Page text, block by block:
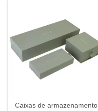
Caixas de armazenamento